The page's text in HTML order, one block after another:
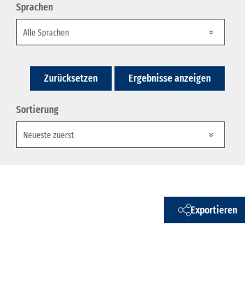
Sprachen
Zurücksetzen Ergebnisse anzeigen
Sortierung
Exportieren